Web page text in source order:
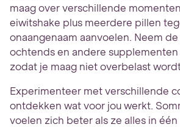
maag over verschillende
eiwitshake plus meerdere pillen
onaangenaam aanvoelen. Neem de
ochtends en andere
zodat je maag niet overbelast
Experimenteer met verschillende
ontdekken wat voor jou werkt.
voelen zich beter als ze alles in